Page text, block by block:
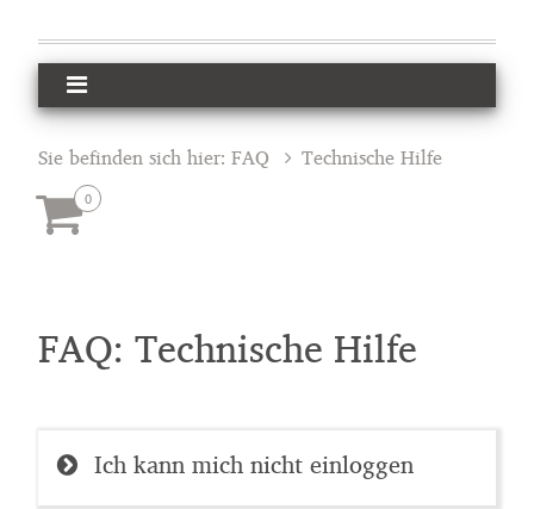
Sie befinden sich hier: FAQ Technische Hilfe
FAQ: Technische Hilfe
Ich kann mich nicht einloggen